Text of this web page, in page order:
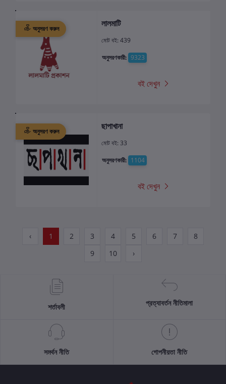
অনুসরণ করুন লালমাটি
মোট বই: 439
অনুসরণকারী: 9323
বই দেখুন
অনুসরণ করুন ছাপাখানা
মোট বই: 33
অনুসরণকারী: 1104
বই দেখুন
‹ 1 2 3 4 5 6 7
8
9
10 ›
শর্তাবলী প্রত্যাবর্তন নীতিমালা
সমর্থন নীতি গোপনীয়তা নীতি